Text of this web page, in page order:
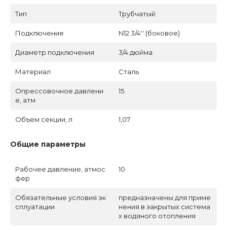
Тип Трубчатый
Подключение N12 3/4'' (боковое)
Диаметр подключения 3/4 дюйма
Материал Сталь
Опрессовочное давлени
е, атм
15
Объем секции, л 1,07
Общие параметры
Рабочее давление, атмос
фер
10
Обязательные условия эк
сплуатации
предназначены для приме
нения в закрытых система
х водяного отопления